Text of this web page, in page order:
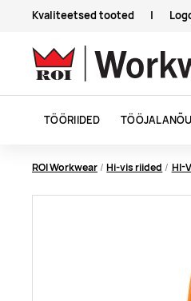
Kvaliteetsed tooted |
TÖÖRIIDED
ROI Workwear Hi-vis riided HI-